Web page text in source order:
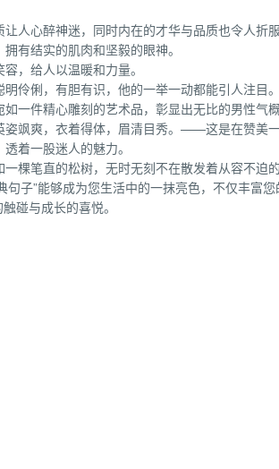
人心醉神迷，同时内在的才华与品质也令人折服
有结实的肌肉和坚毅的眼神。
，给人以温暖和力量。
伶俐，有胆有识，他的一举一动都能引人注目。
一件精心雕刻的艺术品，彰显出无比的男性气概
飒爽，衣着得体，眉清目秀。——这是在赞美一
着一股迷人的魅力。
棵笔直的松树，无时无刻不在散发着从容不迫的
句子”能够成为您生活中的一抹亮色，不仅丰富
碰与成长的喜悦。